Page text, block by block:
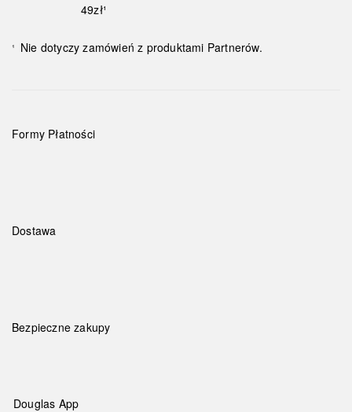
49zł¹
¹ Nie dotyczy zamówień z produktami Partnerów.
Formy Płatności
Dostawa
Bezpieczne zakupy
Douglas App